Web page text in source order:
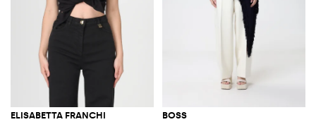
ELISABETTA FRANCHI BOSS